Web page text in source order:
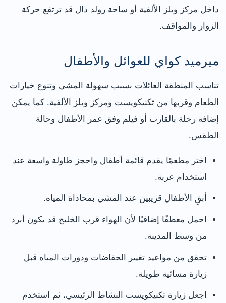
داخل مركز ويلز الألفية أو ساحة رولد دال قد ترتفع حركة
الزوار والمواقف.
ميرميد كواي للعوائل والأطفال
تناسب المنطقة العائلات بسبب سهولة المشي وتنوع خيارات
الطعام وقربها من تكنيكويست ومركز ويلز الألفية. كما يمكن
إضافة رحلة بالقارب أو فيلم وفق عمر الأطفال وحالة
الطقس.
اختر مطعمًا يقدم قائمة أطفال واحجز طاولة واسعة عند
استخدام عربة.
أبقِ الأطفال قريبين عند المشي بمحاذاة المياه.
احمل معطفًا إضافيًا لأن الهواء قرب الخليج قد يكون أبرد
من وسط المدينة.
تحقق من مواعيد تغيير الحفاضات ودورات المياه قبل
زيارة مسائية طويلة.
اجعل زيارة تكنيكويست النشاط الرئيسي، ثم استخدم